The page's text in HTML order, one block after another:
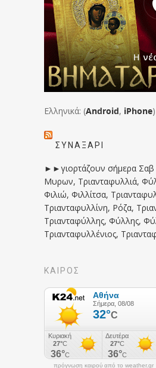
Ελληνικά: (Android, iPhone)
ΣΥΝΑΞΆΡΙ
►►γιορτάζουν σήμερα Σαβ
Μυρων, Τριανταφυλλιά,
Φιλιώ, Φιλλίτσα,
Τριανταφυλλίνη, Ρόζα,
Τριανταφύλλης, Φύλλης,
Τριανταφυλλένιος,
ΚΑΙΡΟΣ
πρόγνωση καιρού από το weather.gr